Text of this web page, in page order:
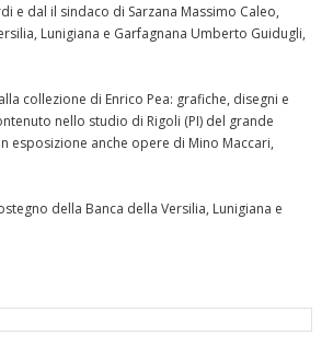
e dal il sindaco di Sarzana Massimo Caleo,
Lunigiana e Garfagnana Umberto Guidugli,
collezione di Enrico Pea: grafiche, disegni e
nello studio di Rigoli (PI) del grande
esposizione anche opere di Mino Maccari,
della Banca della Versilia, Lunigiana e